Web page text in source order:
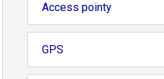
Access pointy
GPS